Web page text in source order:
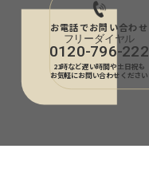
お電話でお問い合わせ
0120-796-222
21時など遅い時間や土日祝も
お気軽にお問い合わせください